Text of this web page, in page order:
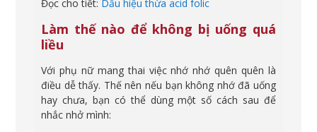
Đọc cho tiết: Dấu hiệu thừa acid folic
Làm thế nào để không bị uống quá
liều
Với phụ nữ mang thai việc nhớ nhớ quên quên là
điều dễ thấy. Thế nên nếu bạn không nhớ đã uống
hay chưa, bạn có thể dùng một số cách sau để
nhắc nhở mình: